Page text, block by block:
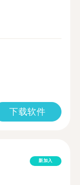
下载软件
新加入